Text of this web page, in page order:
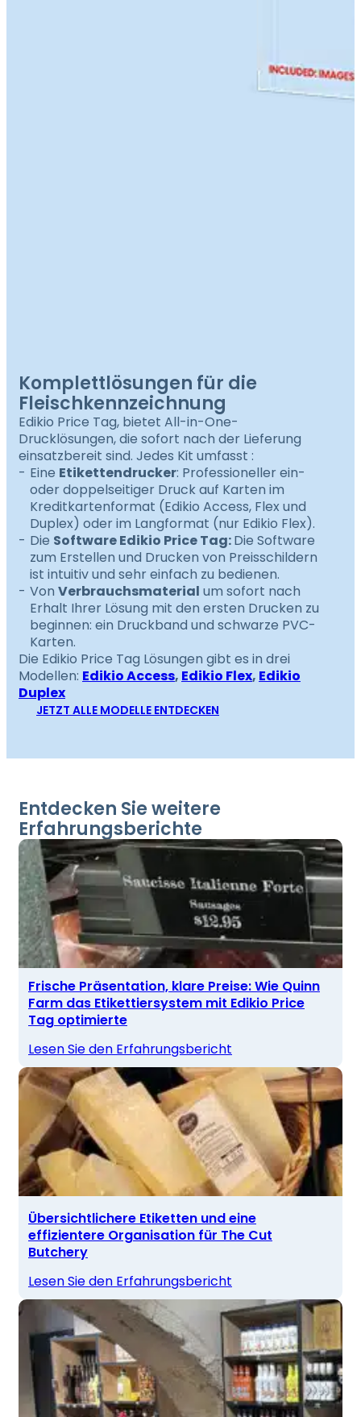
Komplettlösungen für die
Fleischkennzeichnung
Edikio Price Tag, bietet All-in-One-
Drucklösungen, die sofort nach der Lieferung
einsatzbereit sind. Jedes Kit umfasst :
Eine Etikettendrucker: Professioneller ein-
oder doppelseitiger Druck auf Karten im
Kreditkartenformat (Edikio Access, Flex und
Duplex) oder im Langformat (nur Edikio Flex).
Die Software Edikio Price Tag:Die Software
zum Erstellen und Drucken von Preisschildern
ist intuitiv und sehr einfach zu bedienen.
Von Verbrauchsmaterial um sofort nach
Erhalt Ihrer Lösung mit den ersten Drucken zu
beginnen: ein Druckband und schwarze PVC-
Karten.
Die Edikio Price Tag Lösungen gibt es in drei
Modellen: Edikio Access, Edikio Flex, Edikio
Duplex
JETZT ALLE MODELLE ENTDECKEN
Entdecken Sie weitere
Erfahrungsberichte
Frische Präsentation, klare Preise: Wie Quinn
Farm das Etikettiersystem mit Edikio Price
Tag optimierte
Lesen Sie den Erfahrungsbericht
Übersichtlichere Etiketten und eine
effizientere Organisation für The Cut
Butchery
Lesen Sie den Erfahrungsbericht